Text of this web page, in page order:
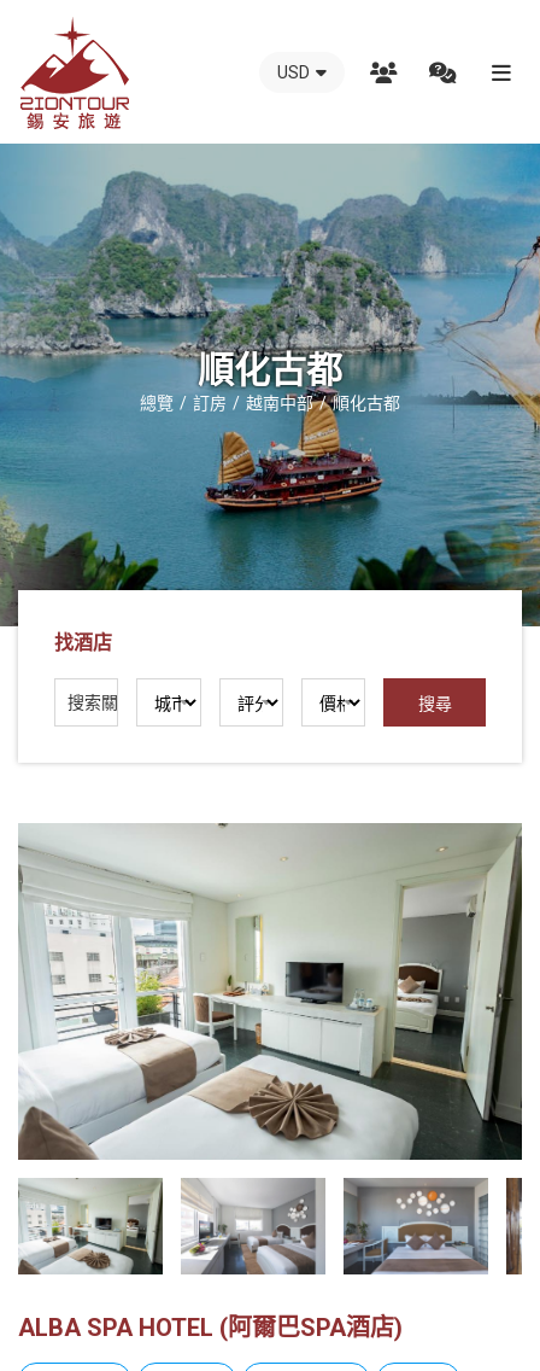
越
安
國
際
旅
行
社
南
接
-
南
最
的
合
作
夥
伴！
越
南
旅
行
社
USD
順化古都
總覽 訂房 越南中部 順化古都
找酒店
ALBA SPA HOTEL (阿爾巴SPA酒店)